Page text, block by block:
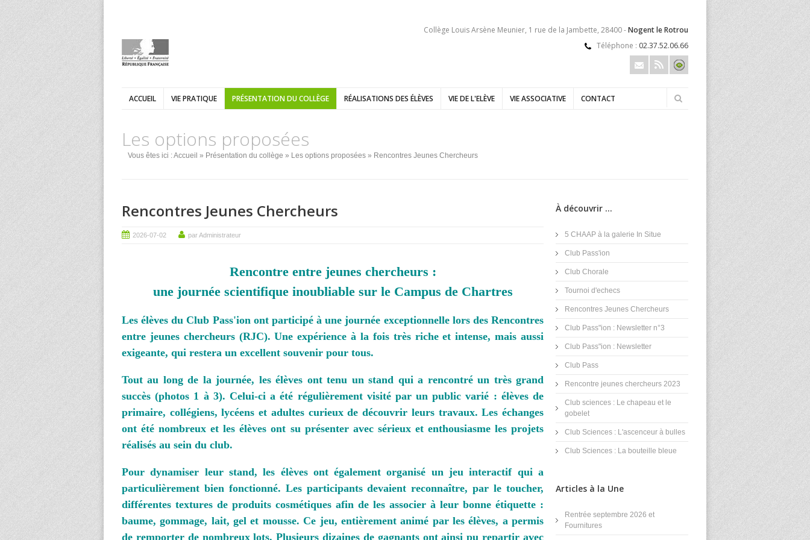
Collège Louis Arsène Meunier, 1 rue de la Jambette, 28400 -Nogent le Rotrou
Téléphone : 02.37.52.06.66
ACCUEIL VIE PRATIQUE PRÉSENTATION DU COLLÈGE RÉALISATIONS DES ÉLÈVES VIE DE L'ELÈVE VIE ASSOCIATIVE CONTACT
Les options proposées
Vous êtes ici :Accueil » Présentation du collège » Les options proposées » Rencontres Jeunes Chercheurs
Rencontres Jeunes Chercheurs
2026-07-02 par Administrateur
Rencontre entre jeunes chercheurs :
une journée scientifique inoubliable sur le Campus de Chartres
Les élèves du Club Pass'ion ont participé à une journée exceptionnelle lors des Rencontres
entre jeunes chercheurs (RJC). Une expérience à la fois très riche et intense, mais aussi
exigeante, qui restera un excellent souvenir pour tous.
Tout au long de la journée, les élèves ont tenu un stand qui a rencontré un très grand
succès (photos 1 à 3). Celui-ci a été régulièrement visité par un public varié : élèves de
primaire, collégiens, lycéens et adultes curieux de découvrir leurs travaux. Les échanges
ont été nombreux et les élèves ont su présenter avec sérieux et enthousiasme les projets
réalisés au sein du club.
Pour dynamiser leur stand, les élèves ont également organisé un jeu interactif qui a
particulièrement bien fonctionné. Les participants devaient reconnaître, par le toucher,
différentes textures de produits cosmétiques afin de les associer à leur bonne étiquette :
baume, gommage, lait, gel et mousse. Ce jeu, entièrement animé par les élèves, a permis
de remporter de nombreux lots. Plusieurs dizaines de gagnants ont ainsi pu repartir avec
À découvrir ...
5 CHAAP à la galerie In Situe
Club Pass'ion
Club Chorale
Tournoi d'echecs
Rencontres Jeunes Chercheurs
Club Pass"ion : Newsletter n°3
Club Pass"ion : Newsletter
Club Pass
Rencontre jeunes chercheurs 2023
Club sciences : Le chapeau et le
gobelet
Club Sciences : L'ascenceur à bulles
Club Sciences : La bouteille bleue
Articles à la Une
Rentrée septembre 2026 et
Fournitures